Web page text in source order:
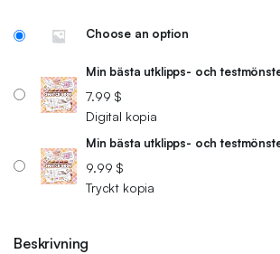
Choose an option
Min bästa utklipps- och
7.99 $
Digital kopia
Min bästa utklipps- och
9.99 $
Tryckt kopia
Beskrivning